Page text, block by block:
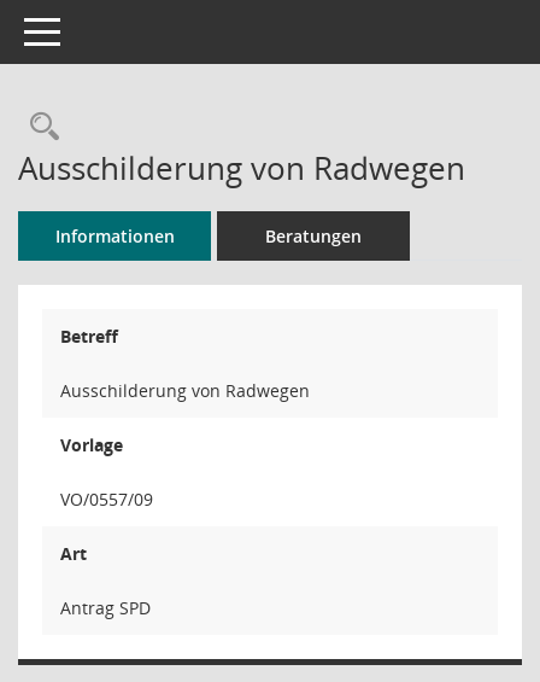
Toggle navigation
Rechercheauswahl
Ausschilderung von Radwegen
Informationen Beratungen
Betreff
Ausschilderung von Radwegen
Vorlage
VO/0557/09
Art
Antrag SPD